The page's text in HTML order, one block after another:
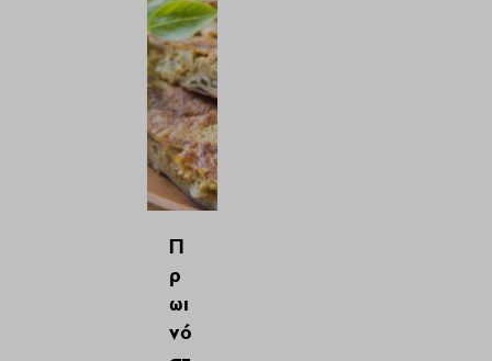
Π
ρ
ωι
νό